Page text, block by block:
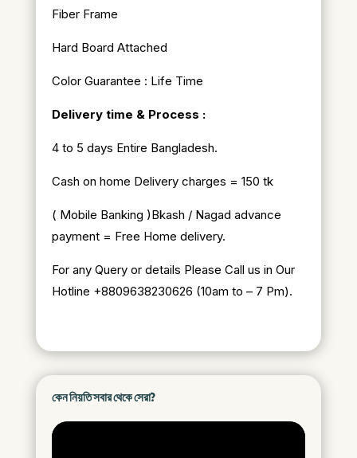
Fiber Frame
Hard Board Attached
Color Guarantee : Life Time
Delivery time & Process :
4 to 5 days Entire Bangladesh.
Cash on home Delivery charges = 150 tk
( Mobile Banking )Bkash / Nagad advance
payment = Free Home delivery.
For any Query or details Please Call us in Our
Hotline +8809638230626 (10am to – 7 Pm).
কেন নিয়তি সবার থেকে সেরা?